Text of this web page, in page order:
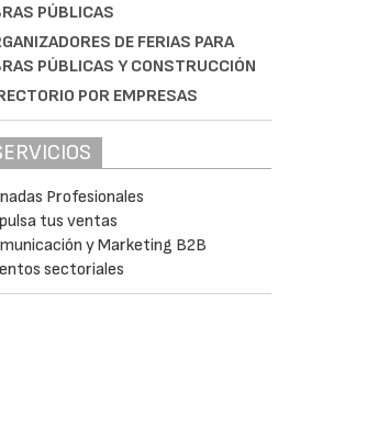
PÚBLICAS
DE FERIAS PARA
PÚBLICAS Y CONSTRUCCIÓN
POR EMPRESAS
Profesionales
tus ventas
y Marketing B2B
sectoriales